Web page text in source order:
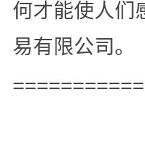
何才能使人们
易有限公司。